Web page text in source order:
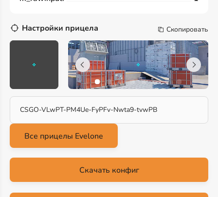
Настройки прицела Скопировать
CSGO-VLwPT-PM4Ue-FyPFv-Nwta9-tvwPB
Скачать конфиг